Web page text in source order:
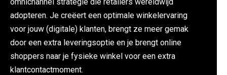
adopteren. Je creëert een optimale winkelervaring
voor jouw (digitale) klanten, brengt ze meer gemak
door een extra leveringsoptie en je brengt online
shoppers naar je fysieke winkel voor een extra
klantcontactmoment.